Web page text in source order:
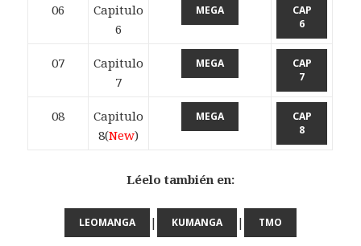
06
Capitulo
6
MEGA
CAP
6
07
Capitulo
7
MEGA
CAP
7
08
Capitulo
8(New)
MEGA
CAP
8
Léelo también en:
LEOMANGA | KUMANGA | TMO